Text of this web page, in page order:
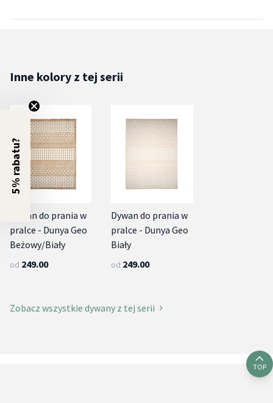
Inne kolory z tej serii
Dywan do prania w
pralce - Dunya Geo
Beżowy/Biały
od 249.00
Dywan do prania w
pralce - Dunya Geo
Biały
od 249.00
Zobacz wszystkie dywany z tej serii
TOP
5% rabatu?